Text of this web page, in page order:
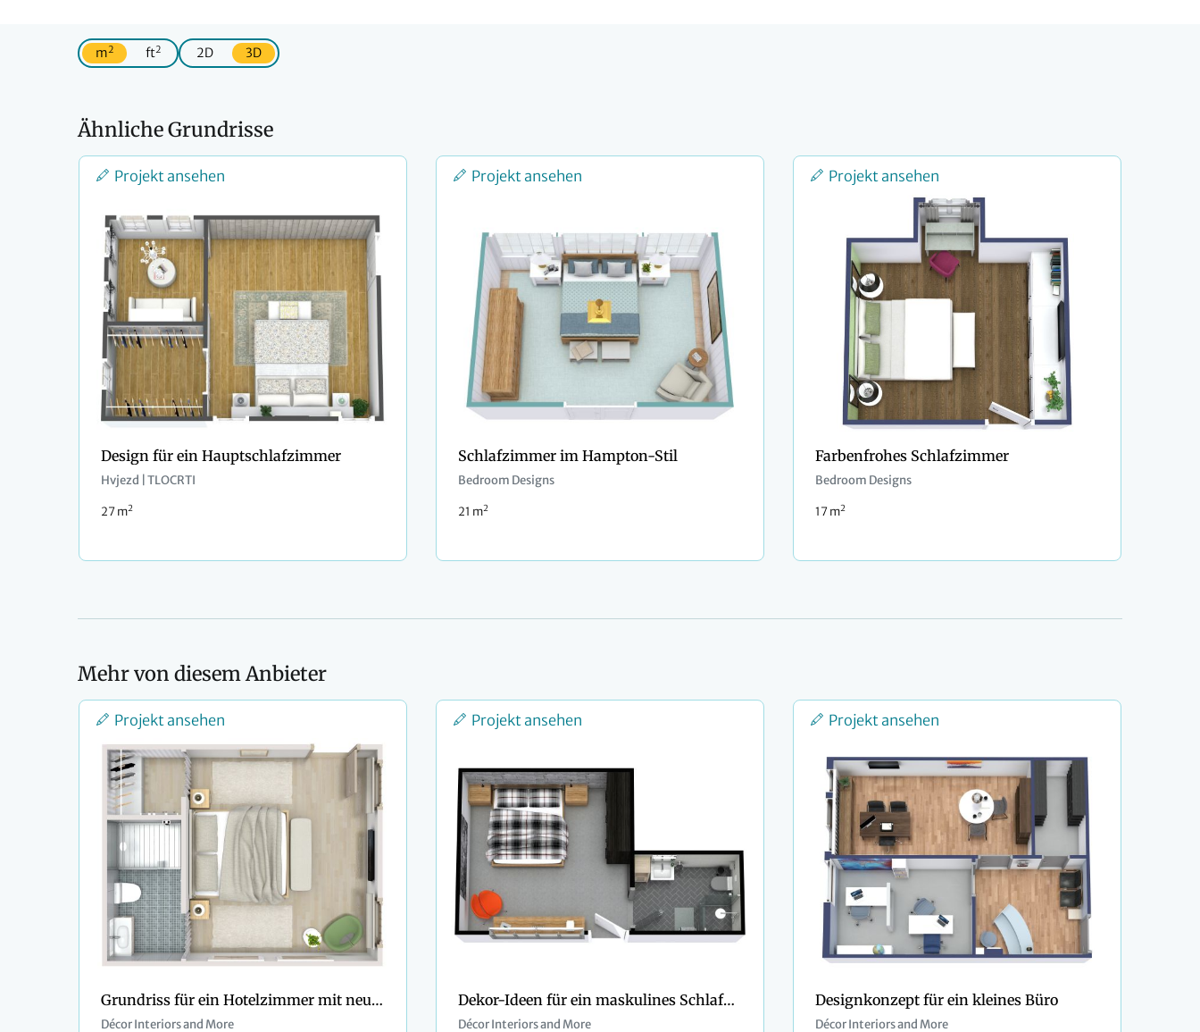
m2 ft2 2D 3D
Ähnliche Grundrisse
Projekt ansehen
Design für ein Hauptschlafzimmer
Hvjezd | TLOCRTI
27 m2
Projekt ansehen
Schlafzimmer im Hampton-Stil
Bedroom Designs
21 m2
Projekt ansehen
Farbenfrohes Schlafzimmer
Bedroom Designs
17 m2
Mehr von diesem Anbieter
Projekt ansehen
Grundriss für ein Hotelzimmer mit neutralen Farben
Décor Interiors and More
Projekt ansehen
Dekor-Ideen für ein maskulines Schlafzimmer
Décor Interiors and More
Projekt ansehen
Designkonzept für ein kleines Büro
Décor Interiors and More